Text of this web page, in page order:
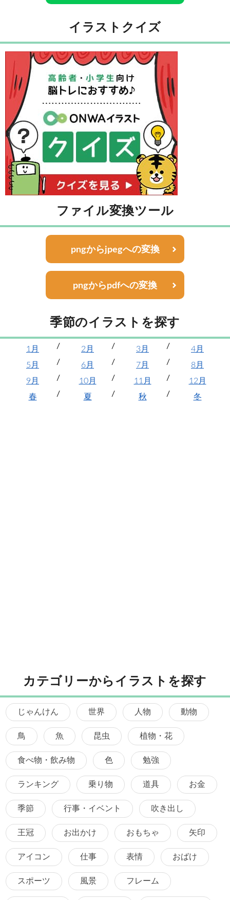
イラストクイズ
ファイル変換ツール
pngからjpegへの変換
pngからpdfへの変換
季節のイラストを探す
1月 2月 3月
4月
5月
6月 7月
8月
9月
10月 11月
12月
春
夏 秋 冬
カテゴリーからイラストを探す
じゃんけん 世界 人物 動物
鳥 魚 昆虫 植物・花
食べ物・飲み物 色 勉強
ランキング 乗り物 道具 お金
季節 行事・イベント 吹き出し
王冠 お出かけ おもちゃ 矢印
アイコン 仕事 表情 おばけ
スポーツ 風景 フレーム